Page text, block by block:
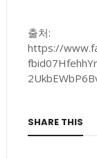
출처:
https://
SHARE THIS